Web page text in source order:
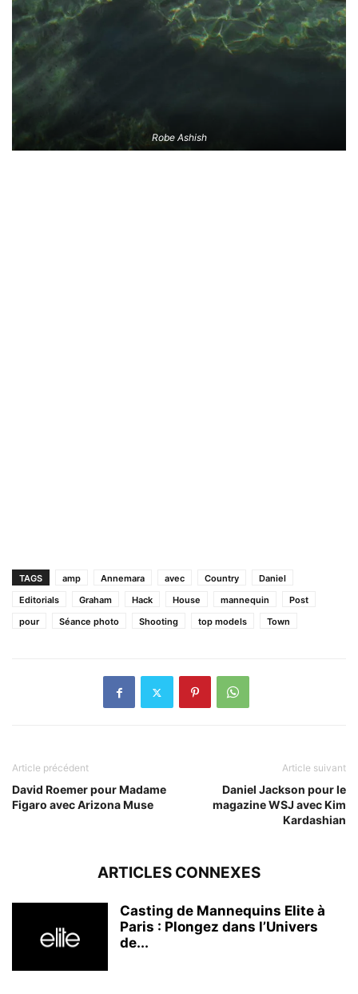
Robe Ashish
TAGS amp Annemara avec Country
Daniel
Editorials
Graham Hack House mannequin
Post
pour
Séance photo Shooting top models Town
Article précédent
David Roemer pour Madame
Figaro avec Arizona Muse
Article suivant
Daniel Jackson pour le
magazine WSJ avec Kim
Kardashian
ARTICLES CONNEXES
Casting de Mannequins Elite à
Paris : Plongez dans l’Univers
de...